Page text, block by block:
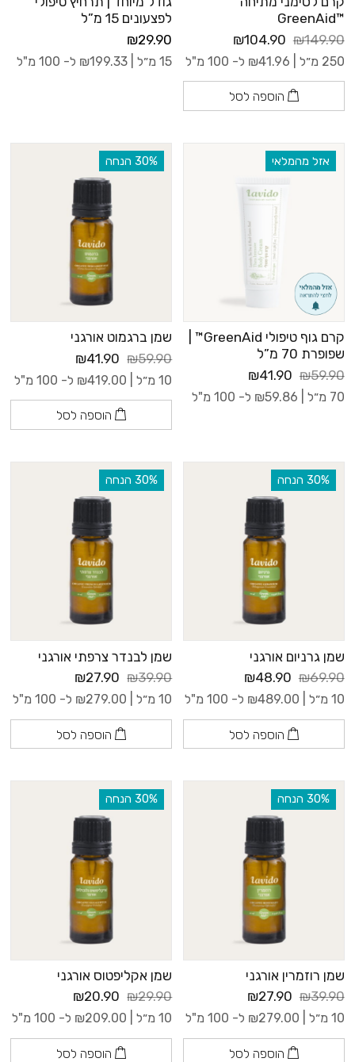
™GreenAid
₪149.90
₪104.90
250 מ״ל | ₪41.96 ל- 100 מ"ל
הוספה לסל
לפצעונים 15 מ”ל
₪29.90
15 מ״ל | ₪199.33 ל- 100 מ"ל
אזל מהמלאי
קרם גוף טיפולי GreenAid™ |
שפופרת 70 מ”ל
₪59.90
₪41.90
70 מ״ל | ₪59.86 ל- 100 מ"ל
‫30% הנחה
שמן ברגמוט אורגני
₪59.90
₪41.90
10 מ״ל | ₪419.00 ל- 100 מ"ל
הוספה לסל
‫30% הנחה
שמן גרניום אורגני
₪69.90
₪48.90
10 מ״ל | ₪489.00 ל- 100 מ"ל
הוספה לסל
‫30% הנחה
שמן לבנדר צרפתי אורגני
₪39.90
₪27.90
10 מ״ל | ₪279.00 ל- 100 מ"ל
הוספה לסל
‫30% הנחה
שמן רוזמרין אורגני
₪39.90
₪27.90
10 מ״ל | ₪279.00 ל- 100 מ"ל
הוספה לסל
‫30% הנחה
שמן אקליפטוס אורגני
₪29.90
₪20.90
10 מ״ל | ₪209.00 ל- 100 מ"ל
הוספה לסל